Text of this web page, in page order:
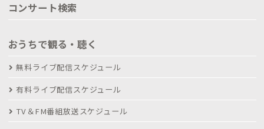
コンサート検索
おうちで観る・聴く
無料ライブ配信スケジュール
有料ライブ配信スケジュール
TV＆FM番組放送スケジュール